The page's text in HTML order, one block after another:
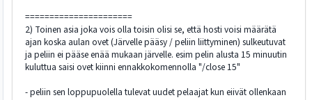
======================
2) Toinen asia joka vois olla toisin olisi se, että hosti voisi määrätä
ajan koska aulan ovet (Järvelle pääsy / peliin liittyminen) sulkeutuvat
ja peliin ei pääse enää mukaan järvelle. esim pelin alusta 15 minuutin
kuluttua saisi ovet kiinni ennakkokomennolla "/close 15"
- peliin sen loppupuolella tulevat uudet pelaajat kun eiivät ollenkaan